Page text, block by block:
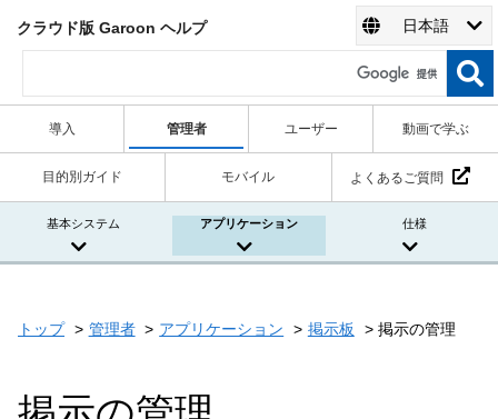
クラウド版 Garoon ヘルプ 日本語
導入 管理者 ユーザー 動画で学ぶ
目的別ガイド モバイル よくあるご質問
基本システム アプリケーション 仕様
トップ 管理者 アプリケーション 掲示板 掲示の管理